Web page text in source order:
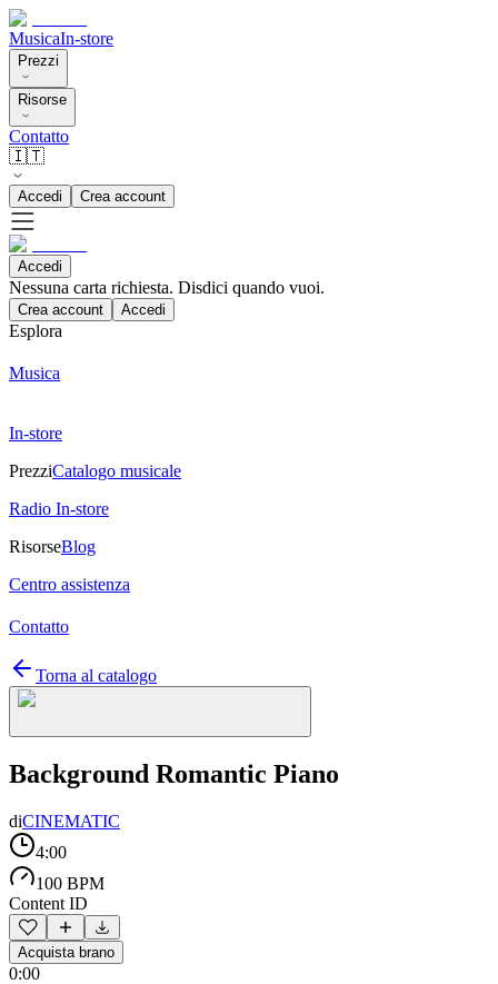
MusicaIn-store
Prezzi
Risorse
Contatto
🇮🇹
Accedi Crea account
Accedi
Nessuna carta richiesta. Disdici quando vuoi.
Crea account Accedi
Esplora
Musica
In-store
PrezziCatalogo musicale
Radio In-store
RisorseBlog
Centro assistenza
Contatto
Torna al catalogo
Background Romantic Piano
diCINEMATIC
4:00
100 BPM
Content ID
Acquista brano
0:00